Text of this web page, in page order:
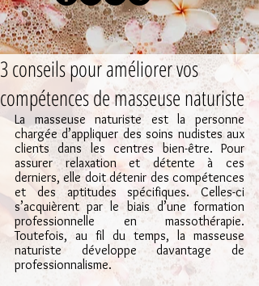
3 conseils pour améliorer vos
compétences de masseuse naturiste
La masseuse naturiste est la personne
chargée d’appliquer des soins nudistes aux
clients dans les centres bien-être. Pour
assurer relaxation et détente à ces
derniers, elle doit détenir des compétences
et des aptitudes spécifiques. Celles-ci
s’acquièrent par le biais d’une formation
professionnelle en massothérapie.
Toutefois, au fil du temps, la masseuse
naturiste développe davantage de
professionnalisme.